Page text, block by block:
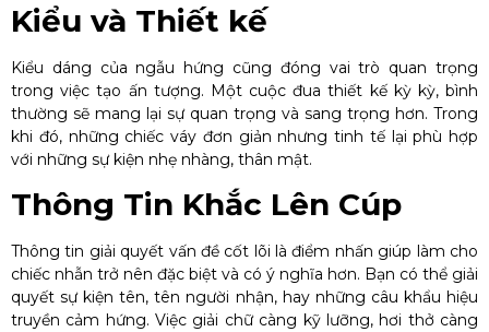
Kiểu và Thiết kế
Kiểu dáng của ngẫu hứng cũng đóng vai trò quan trọng
trong việc tạo ấn tượng. Một cuộc đua thiết kế kỳ kỳ, bình
thường sẽ mang lại sự quan trọng và sang trọng hơn. Trong
khi đó, những chiếc váy đơn giản nhưng tinh tế lại phù hợp
với những sự kiện nhẹ nhàng, thân mật.
Thông Tin Khắc Lên Cúp
Thông tin giải quyết vấn đề cốt lõi là điểm nhấn giúp làm cho
chiếc nhẫn trở nên đặc biệt và có ý nghĩa hơn. Bạn có thể giải
quyết sự kiện tên, tên người nhận, hay những câu khẩu hiệu
truyền cảm hứng. Việc giải chữ càng kỹ lưỡng, hơi thở càng